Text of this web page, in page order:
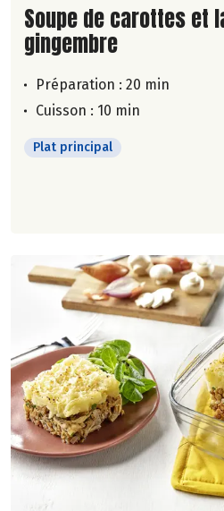
Lire la suite de la
Soupe de carottes et
gingembre
Préparation : 20 min
Cuisson : 10 min
Plat principal